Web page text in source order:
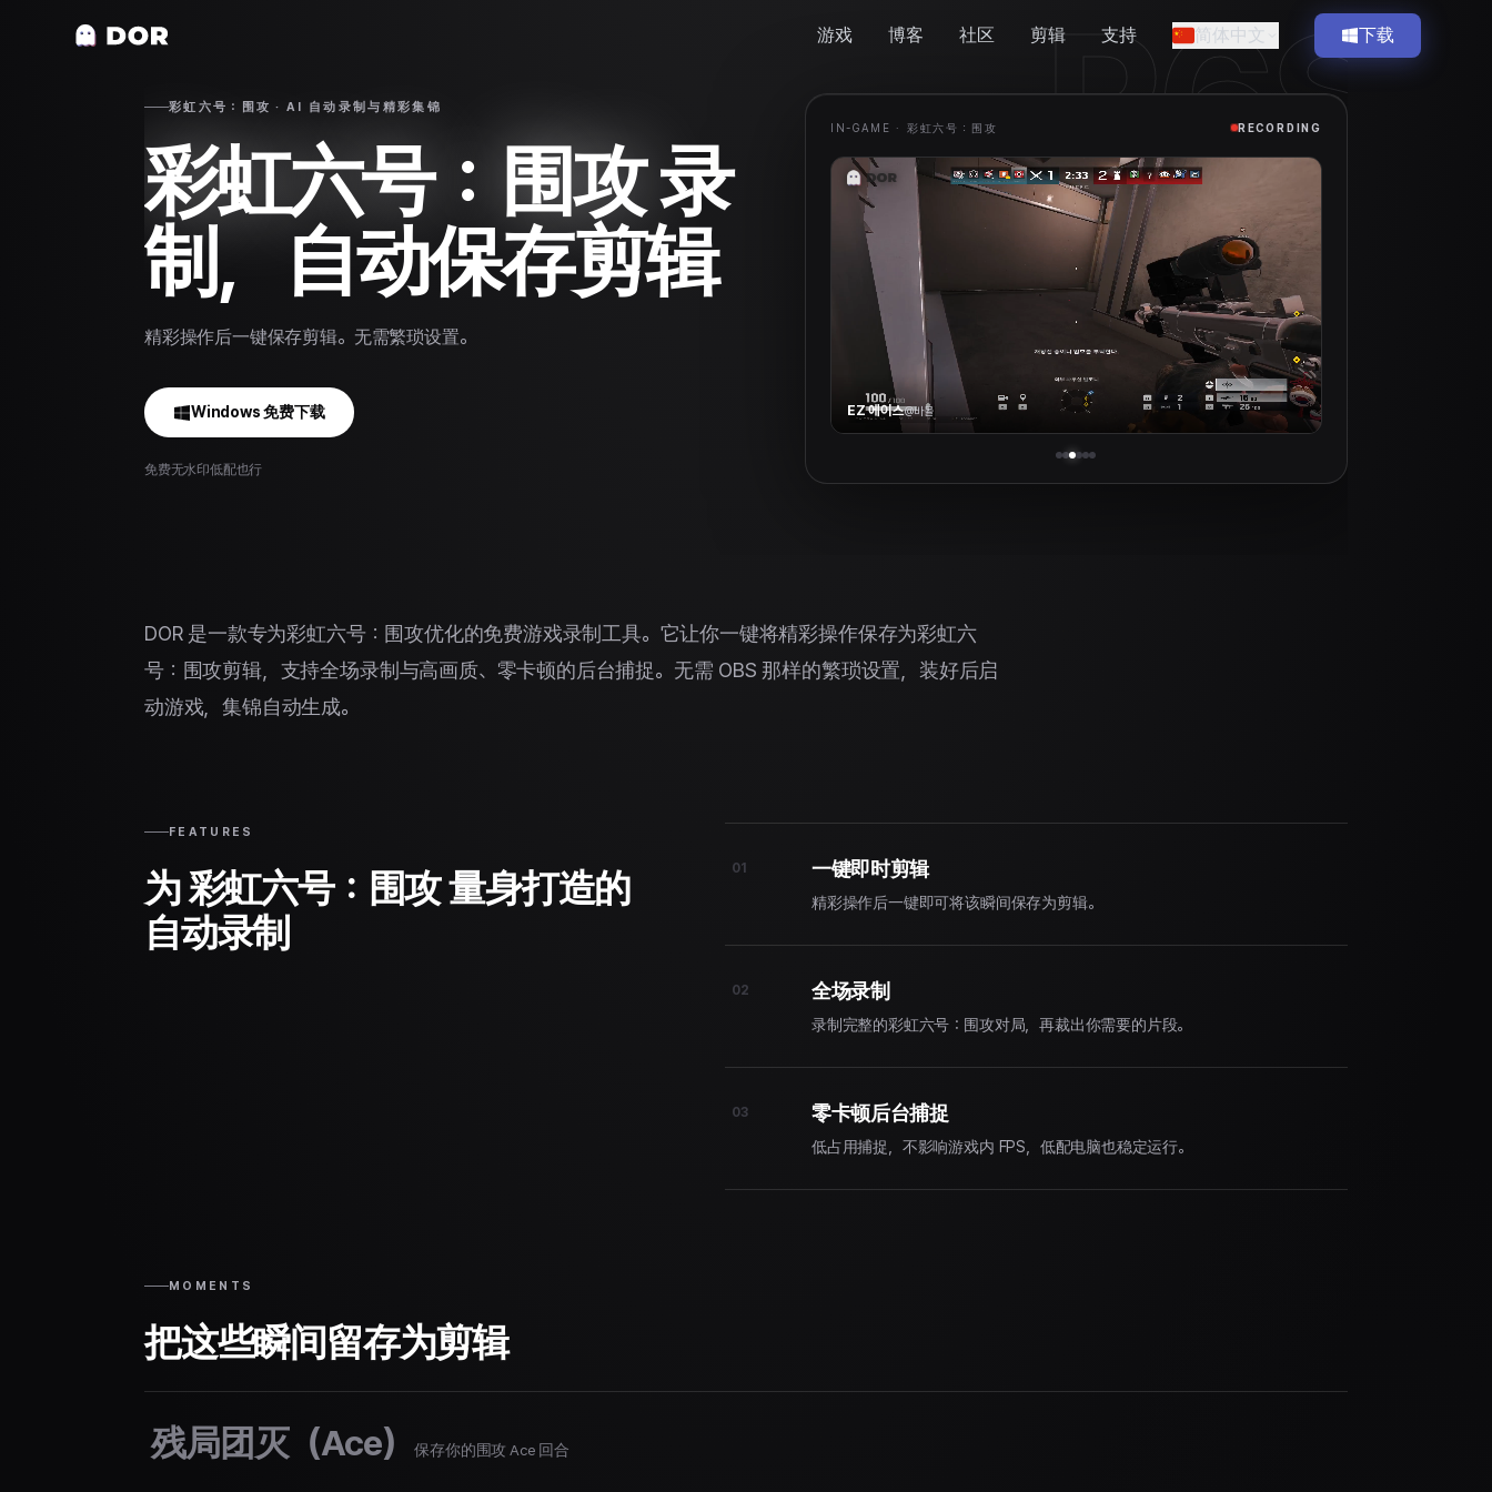
游戏 博客 社区 剪辑 支持 简体中文 下载
R6S
彩虹六号：围攻 · AI 自动录制与精彩集锦
彩虹六号：围攻录
制，自动保存剪辑
精彩操作后一键保存剪辑。无需繁琐设置。
Windows 免费下载
免费无水印低配也行
IN-GAME · 彩虹六号：围攻 RECORDING
EZ 에이스@바몰
DOR 是一款专为彩虹六号：围攻优化的免费游戏录制工具。它让你一键将精彩操作保存为彩虹六
号：围攻剪辑，支持全场录制与高画质、零卡顿的后台捕捉。无需 OBS 那样的繁琐设置，装好后启
动游戏，集锦自动生成。
FEATURES
为 彩虹六号：围攻 量身打造的
自动录制
01 一键即时剪辑
精彩操作后一键即可将该瞬间保存为剪辑。
02 全场录制
录制完整的彩虹六号：围攻对局，再裁出你需要的片段。
03 零卡顿后台捕捉
低占用捕捉，不影响游戏内 FPS，低配电脑也稳定运行。
MOMENTS
把这些瞬间留存为剪辑
残局团灭（Ace）保存你的围攻 Ace 回合